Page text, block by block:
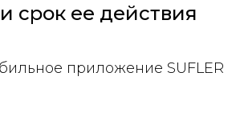
срок ее действия
приложение SUFLER